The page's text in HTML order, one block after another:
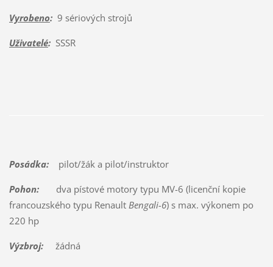
Vyrobeno:9 sériových strojů
Uživatelé:SSSR
Posádka:pilot/žák a pilot/instruktor
Pohon:dva pístové motory typu MV-6 (licenční kopie
francouzského typu Renault Bengali-6) s max. výkonem po
220 hp
Výzbroj:žádná